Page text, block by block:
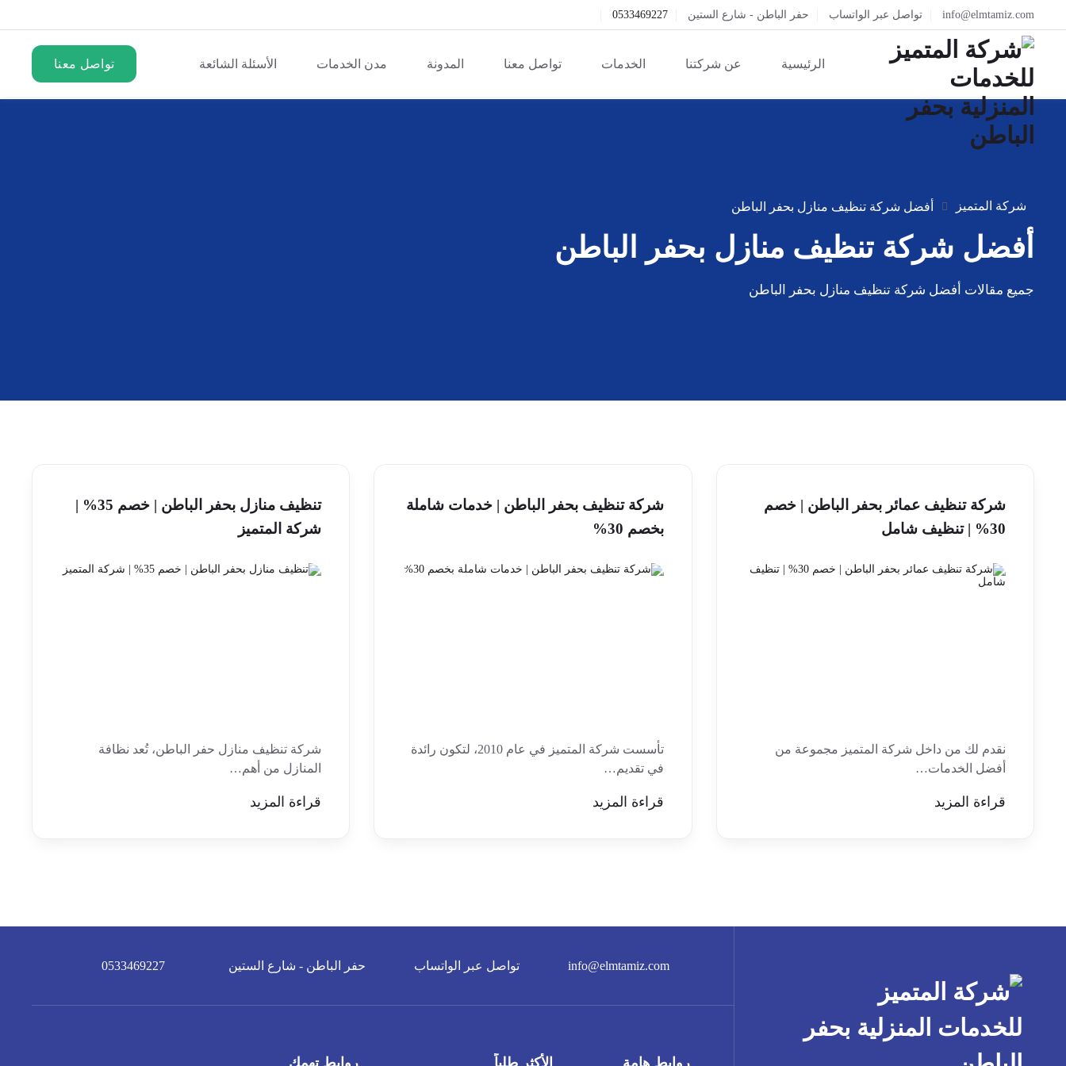
info@elmtamiz.com تواصل عبر الواتساب حفر الباطن - شارع الستين 0533469227
الرئيسية عن شركتنا الخدمات تواصل معنا المدونة مدن الخدمات الأسئلة الشائعة تواصل معنا
شركة المتميز أفضل شركة تنظيف منازل بحفر الباطن
أفضل شركة تنظيف منازل بحفر الباطن
جميع مقالات أفضل شركة تنظيف منازل بحفر الباطن
شركة تنظيف عمائر بحفر الباطن | خصم
30% | تنظيف شامل
نقدم لك من داخل شركة المتميز مجموعة من
أفضل الخدمات…
قراءة المزيد
شركة تنظيف بحفر الباطن | خدمات شاملة
بخصم 30%
تأسست شركة المتميز في عام 2010، لتكون رائدة
في تقديم…
قراءة المزيد
تنظيف منازل بحفر الباطن | خصم 35% |
شركة المتميز
شركة تنظيف منازل حفر الباطن، تُعد نظافة
المنازل من أهم…
قراءة المزيد
info@elmtamiz.com تواصل عبر الواتساب حفر الباطن - شارع الستين 0533469227
روابط هامة الأكثر طلباً روابط تهمك